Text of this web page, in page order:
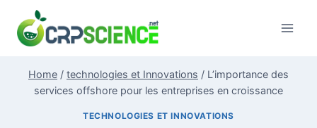
content
Home / technologies et Innovations / L’importance des
services offshore pour les entreprises en croissance
TECHNOLOGIES ET INNOVATIONS